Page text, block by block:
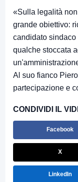
«Sulla legalità
grande obiettivo:
candidato
qualche stoccata
Al suo fianco
partecipazione e
CONDIVIDI IL
Facebook
X
LinkedIn